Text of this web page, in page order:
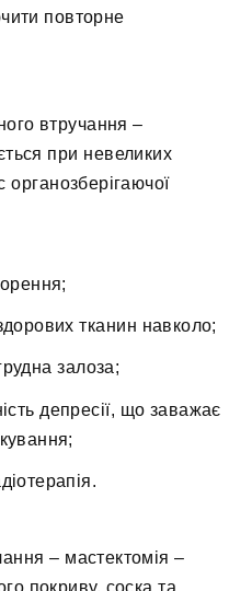
повторне
втручання –
при невеликих
органозберігаючої
тканин навколо;
залоза;
депресії, що заважає
– мастектомія –
покриву, соска та